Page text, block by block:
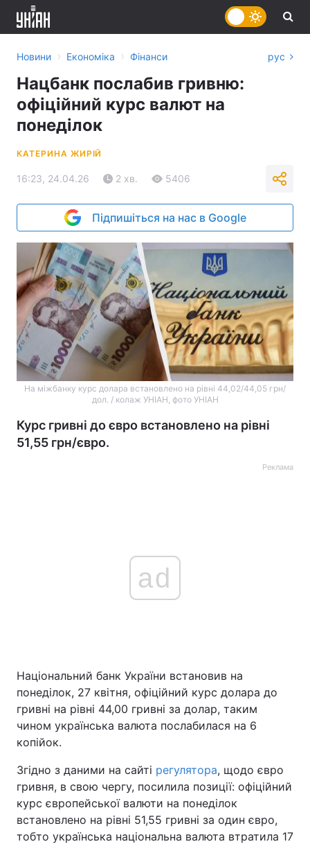
Головна Війна
Україна Політика
Економіка
Спорт Наука
Техно і зв'язок Лайт
Зброя Інциденти
Новини › Економіка › Фінанси рус
Нацбанк послабив гривню:
офіційний курс валют на
понеділок
КАТЕРИНА ЖИРІЙ
16:23, 24.04.26 2 хв. 5406
Підпишіться на нас в Google
На міжбанку курс долара встановлено на рівні 44,02/44,05 грн/
дол. / колаж УНІАН, фото УНІАН
Курс гривні до євро встановлено на рівні
51,55 грн/євро.
Реклама
ad
Національний банк України встановив на
понеділок, 27 квітня, офіційний курс долара до
гривні на рівні 44,00 гривні за долар, таким
чином українська валюта послабилася на 6
копійок.
Згідно з даними на сайті регулятора, щодо євро
гривня, в свою чергу, посилила позиції: офіційний
курс європейської валюти на понеділок
встановлено на рівні 51,55 гривні за один євро,
тобто українська національна валюта втратила 17